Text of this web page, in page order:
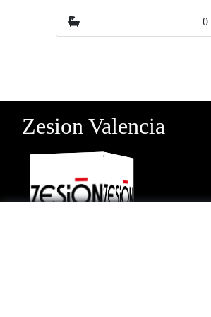
00
Zesion Valencia